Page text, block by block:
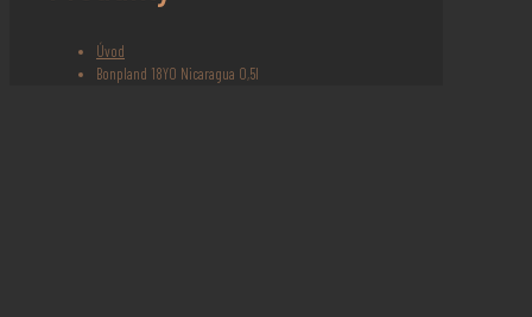
Úvod
Bonpland 18YO Nicaragua 0,5l